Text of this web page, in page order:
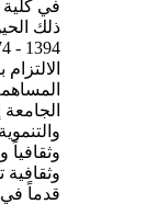
ذلك
وثقافياً
قدماً في